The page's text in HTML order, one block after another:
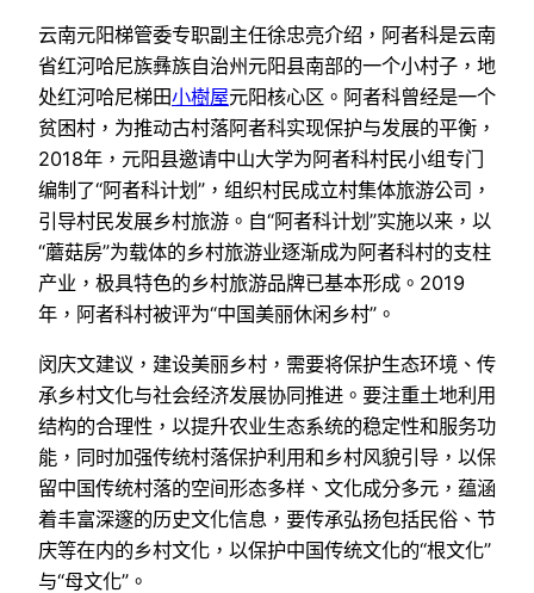
云南元阳梯管委专职副主任徐忠亮介绍，阿者科是云南
省红河哈尼族彝族自治州元阳县南部的一个小村子，地
处红河哈尼梯田小樹屋元阳核心区。阿者科曾经是一个
贫困村，为推动古村落阿者科实现保护与发展的平衡，
2018年，元阳县邀请中山大学为阿者科村民小组专门
编制了“阿者科计划”，组织村民成立村集体旅游公司，
引导村民发展乡村旅游。自“阿者科计划”实施以来，以
“蘑菇房”为载体的乡村旅游业逐渐成为阿者科村的支柱
产业，极具特色的乡村旅游品牌已基本形成。2019
年，阿者科村被评为“中国美丽休闲乡村”。
闵庆文建议，建设美丽乡村，需要将保护生态环境、传
承乡村文化与社会经济发展协同推进。要注重土地利用
结构的合理性，以提升农业生态系统的稳定性和服务功
能，同时加强传统村落保护利用和乡村风貌引导，以保
留中国传统村落的空间形态多样、文化成分多元，蕴涵
着丰富深邃的历史文化信息，要传承弘扬包括民俗、节
庆等在内的乡村文化，以保护中国传统文化的“根文化”
与“母文化”。